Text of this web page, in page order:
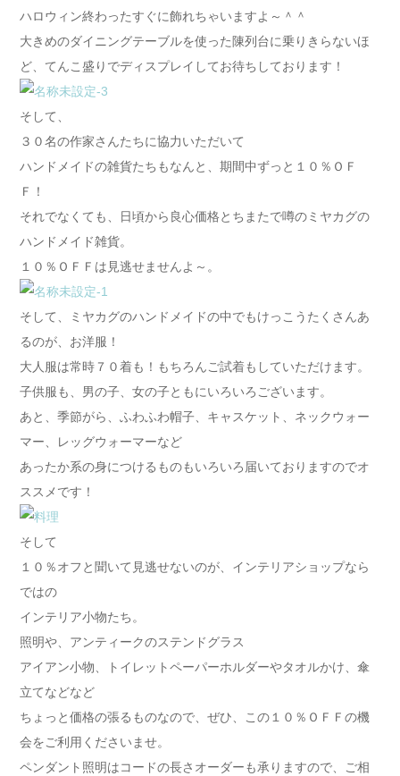
ハロウィン終わったすぐに飾れちゃいますよ～＾＾
大きめのダイニングテーブルを使った陳列台に乗りきらないほ
ど、てんこ盛りでディスプレイしてお待ちしております！
そして、
３０名の作家さんたちに協力いただいて
ハンドメイドの雑貨たちもなんと、期間中ずっと１０％ＯＦ
Ｆ！
それでなくても、日頃から良心価格とちまたで噂のミヤカグの
ハンドメイド雑貨。
１０％ＯＦＦは見逃せませんよ～。
そして、ミヤカグのハンドメイドの中でもけっこうたくさんあ
るのが、お洋服！
大人服は常時７０着も！もちろんご試着もしていただけます。
子供服も、男の子、女の子ともにいろいろございます。
あと、季節がら、ふわふわ帽子、キャスケット、ネックウォー
マー、レッグウォーマーなど
あったか系の身につけるものもいろいろ届いておりますのでオ
ススメです！
そして
１０％オフと聞いて見逃せないのが、インテリアショップなら
ではの
インテリア小物たち。
照明や、アンティークのステンドグラス
アイアン小物、トイレットペーパーホルダーやタオルかけ、傘
立てなどなど
ちょっと価格の張るものなので、ぜひ、この１０％ＯＦＦの機
会をご利用くださいませ。
ペンダント照明はコードの長さオーダーも承りますので、ご相